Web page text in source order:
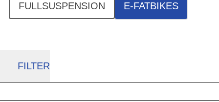
FULLSUSPENSION E-FATBIKES
FILTER